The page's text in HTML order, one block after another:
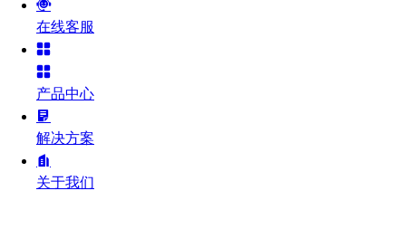
在线客服
产品中心
解决方案
关于我们